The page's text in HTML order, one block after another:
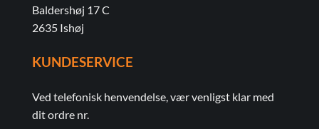
Baldershøj 17 C
2635 Ishøj
KUNDESERVICE
Ved telefonisk henvendelse, vær venligst klar med
dit ordre nr.